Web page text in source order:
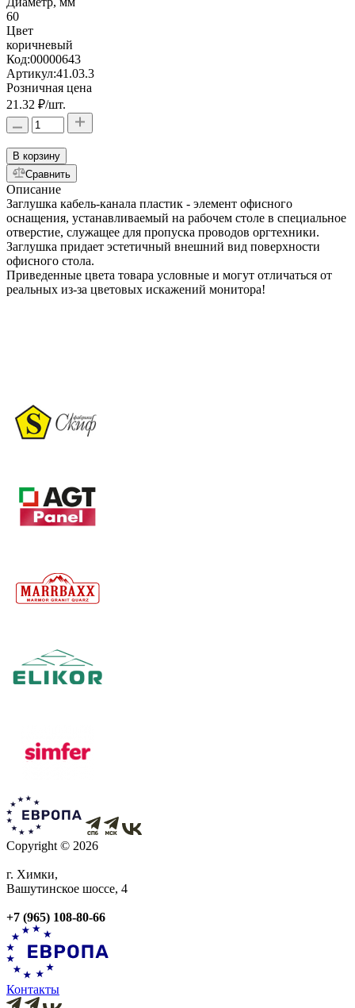
60
Цвет
коричневый
Код:00000643
Артикул:41.03.3
Розничная цена
21.32 ₽/шт.
В корзину
Сравнить
Описание
Заглушка кабель-канала пластик - элемент офисного
оснащения, устанавливаемый на рабочем столе в специальное
отверстие, служащее для пропуска проводов оргтехники.
Заглушка придает эстетичный внешний вид поверхности
офисного стола.
Приведенные цвета товара условные и могут отличаться от
реальных из-за цветовых искажений монитора!
Copyright © 2026
г. Химки,
Вашутинское шоссе, 4
+7 (965) 108-80-66
Контакты